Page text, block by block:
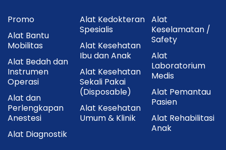
Promo
Alat Bantu
Mobilitas
Alat Bedah dan
Instrumen
Operasi
Alat dan
Perlengkapan
Anestesi
Alat Diagnostik
Alat Kedokteran
Spesialis
Alat Kesehatan
Ibu dan Anak
Alat Kesehatan
Sekali Pakai
(Disposable)
Alat Kesehatan
Umum & Klinik
Alat
Keselamatan /
Safety
Alat
Laboratorium
Medis
Alat Pemantau
Pasien
Alat Rehabilitasi
Anak